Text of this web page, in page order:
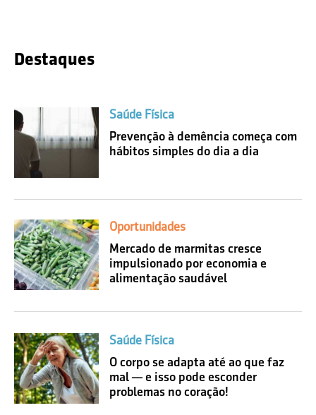
Destaques
Saúde Física
Prevenção à demência começa com
hábitos simples do dia a dia
Oportunidades
Mercado de marmitas cresce
impulsionado por economia e
alimentação saudável
Saúde Física
O corpo se adapta até ao que faz
mal — e isso pode esconder
problemas no coração!